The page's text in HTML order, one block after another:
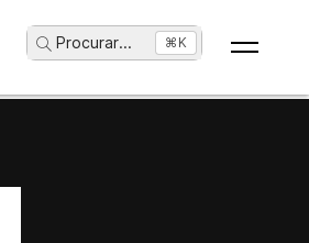
Procurar... ⌘K